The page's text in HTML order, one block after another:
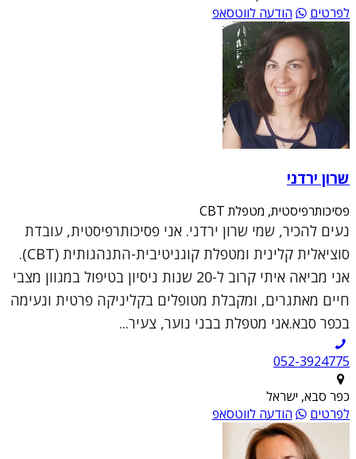
לפרטים
הודעה לווטסאפ
שרון ירדני
פסיכותרפיסטית, מטפלת CBT
נעים להכיר, שמי שרון ירדני. אני פסיכותרפיסטית, עובדת
סוציאלית קלינית ומטפלת קוגניטיבית-התנהגותית (CBT).
אני מביאה איתי קרוב ל-20 שנות ניסיון בטיפול במגוון מצבי
חיים מאתגרים, ומקבלת מטופלים בקליניקה פרטית ונעימה
בכפר סבא.אני מטפלת בבני נוער, צעיר...
052-3924775
כפר סבא, ישראל
לפרטים
הודעה לווטסאפ